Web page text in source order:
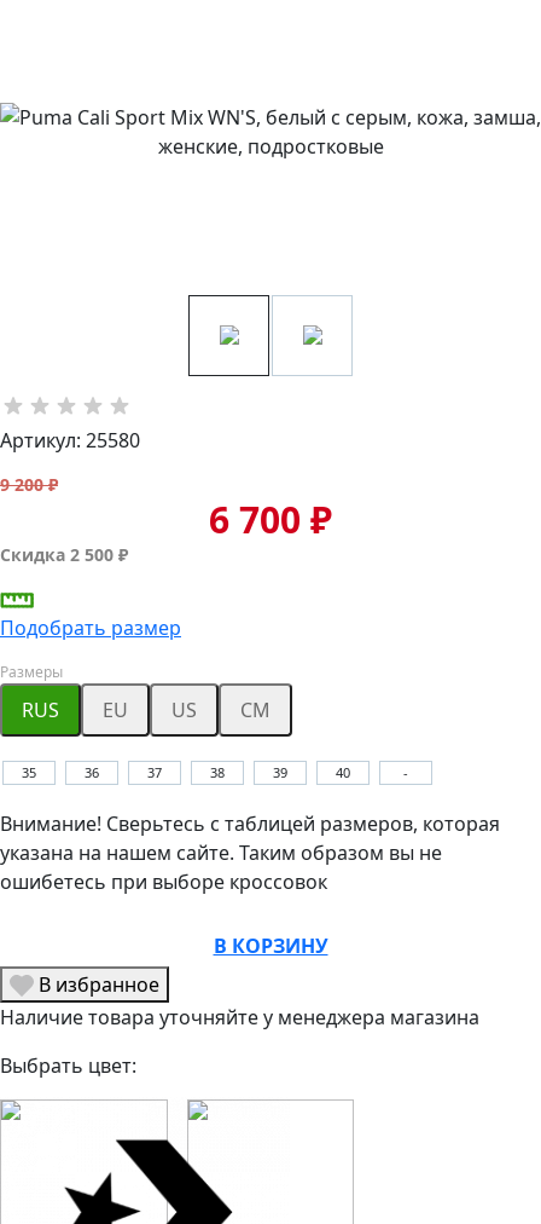
Артикул: 25580
9 200 ₽
6 700 ₽
Скидка 2 500 ₽
Подобрать размер
Размеры
RUS EU US CM
35 36 37 38 39 40 -
Внимание! Сверьтесь с таблицей размеров, которая
указана на нашем сайте. Таким образом вы не
ошибетесь при выборе кроссовок
В КОРЗИНУ
В избранное
Наличие товара уточняйте у менеджера магазина
Выбрать цвет: